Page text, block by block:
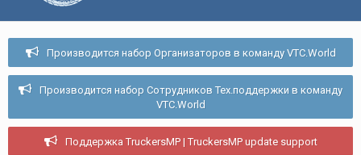
Производится набор Организаторов в команду VTC.World
Производится набор Сотрудников Тех.поддержки в команду
VTC.World
Поддержка TruckersMP | TruckersMP update support